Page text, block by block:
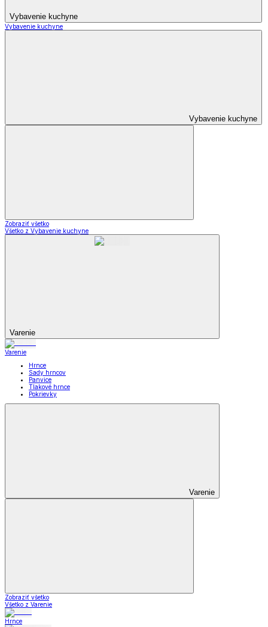
Vybavenie kuchyne
Vybavenie kuchyne
Vybavenie kuchyne
Zobraziť všetko
Všetko z Vybavenie kuchyne
Varenie
Varenie
Hrnce
Sady hrncov
Panvice
Tlakové hrnce
Pokrievky
Varenie
Zobraziť všetko
Všetko z Varenie
Hrnce